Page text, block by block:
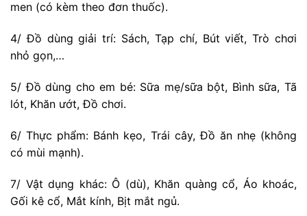
men (có kèm theo đơn thuốc).
4/ Đồ dùng giải trí: Sách, Tạp chí, Bút viết, Trò chơi
nhỏ gọn,…
5/ Đồ dùng cho em bé: Sữa mẹ/sữa bột, Bình sữa, Tã
lót, Khăn ướt, Đồ chơi.
6/ Thực phẩm: Bánh kẹo, Trái cây, Đồ ăn nhẹ (không
có mùi mạnh).
7/ Vật dụng khác: Ô (dù), Khăn quàng cổ, Áo khoác,
Gối kê cổ, Mắt kính, Bịt mắt ngủ.